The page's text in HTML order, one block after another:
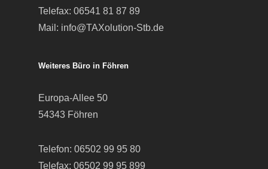
Telefax: 06541 81 87 89
Mail: info@TAXolution-Stb.de
Weiteres Büro in Föhren
Europa-Allee 50
54343 Föhren
Telefon: 06502 99 95 80
Telefax: 06502 99 95 899